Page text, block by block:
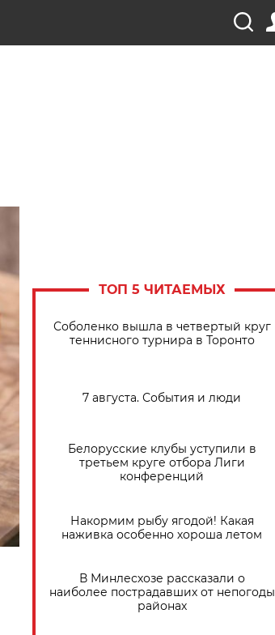
ТОП 5 ЧИТАЕМЫХ
Соболенко вышла в четвертый круг
теннисного турнира в Торонто
7 августа. События и люди
Белорусские клубы уступили в
третьем круге отбора Лиги
конференций
Накормим рыбу ягодой! Какая
наживка особенно хороша летом
В Минлесхозе рассказали о
наиболее пострадавших от непогоды
районах